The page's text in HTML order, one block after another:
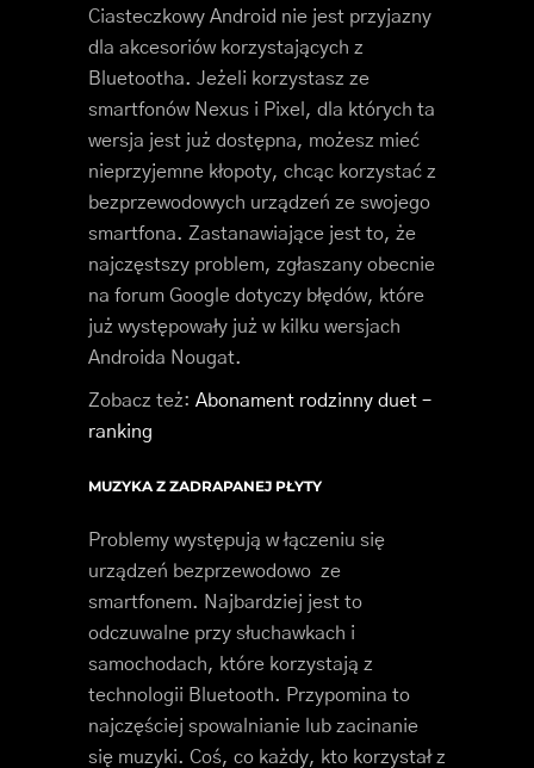
Ciasteczkowy Android nie jest przyjazny
dla akcesoriów korzystających z
Bluetootha. Jeżeli korzystasz ze
smartfonów Nexus i Pixel, dla których ta
wersja jest już dostępna, możesz mieć
nieprzyjemne kłopoty, chcąc korzystać z
bezprzewodowych urządzeń ze swojego
smartfona. Zastanawiające jest to, że
najczęstszy problem, zgłaszany obecnie
na forum Google dotyczy błędów, które
już występowały już w kilku wersjach
Androida Nougat.
Zobacz też: Abonament rodzinny duet –
ranking
MUZYKA Z ZADRAPANEJ PŁYTY
Problemy występują w łączeniu się
urządzeń bezprzewodowo ze
smartfonem. Najbardziej jest to
odczuwalne przy słuchawkach i
samochodach, które korzystają z
technologii Bluetooth. Przypomina to
najczęściej spowalnianie lub zacinanie
się muzyki. Coś, co każdy, kto korzystał z